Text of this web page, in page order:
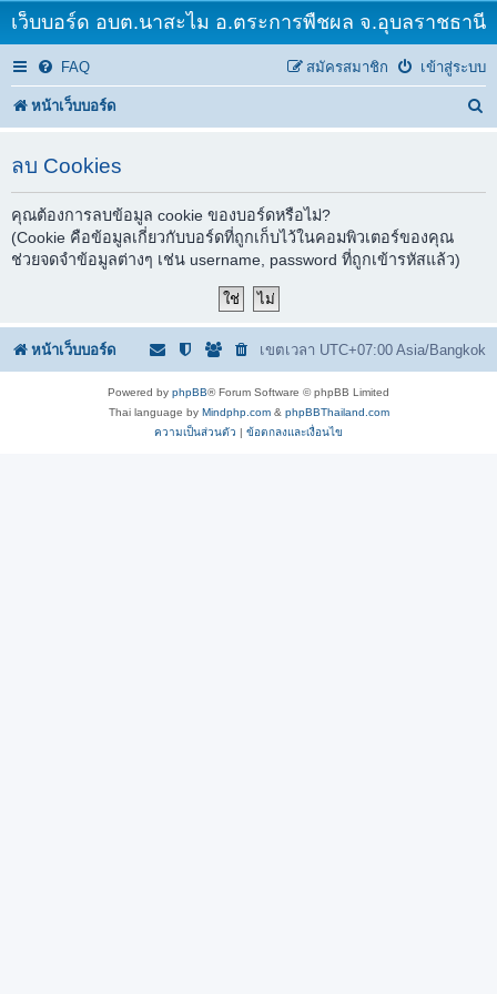
เว็บบอร์ด อบต.นาสะไม อ.ตระการพืชผล จ.อุบลราชธานี
FAQ เข้าสู่ระบบ
สมัครสมาชิก
หน้าเว็บบอร์ด
ลบ Cookies
คุณต้องการลบข้อมูล cookie ของบอร์ดหรือไม่?
(Cookie คือข้อมูลเกี่ยวกับบอร์ดที่ถูกเก็บไว้ในคอมพิวเตอร์ของคุณ
ช่วยจดจำข้อมูลต่างๆ เช่น username, password ที่ถูกเข้ารหัสแล้ว)
หน้าเว็บบอร์ด เขตเวลา UTC+07:00 Asia/Bangkok
Powered by phpBB® Forum Software © phpBB Limited
Thai language by Mindphp.com& phpBBThailand.com
ความเป็นส่วนตัว | ข้อตกลงและเงื่อนไข